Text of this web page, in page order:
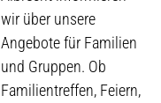
wir über unsere
Angebote für Familien
und Gruppen. Ob
Familientreffen, Feiern,